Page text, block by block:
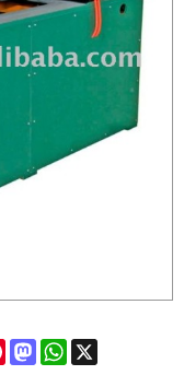
PinterestMastodonWhatsApp
X